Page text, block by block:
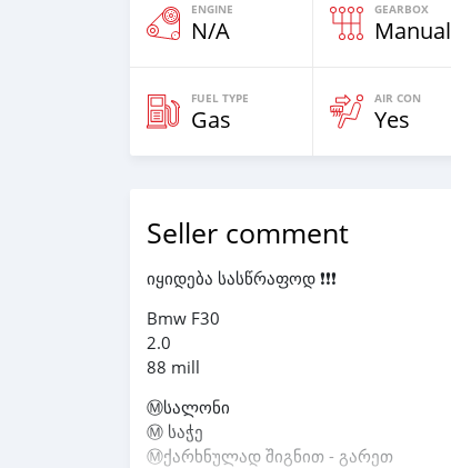
ENGINE
N/A
GEARBOX
Manual
FUEL TYPE
Gas
AIR CON
Yes
Seller comment
იყიდება სასწრაფოდ ❗️❗️❗️
Bmw F30
2.0
88 mill
Ⓜ️სალონი
Ⓜ️ საჭე
Ⓜ️ქარხნულად შიგნით - გარეთ